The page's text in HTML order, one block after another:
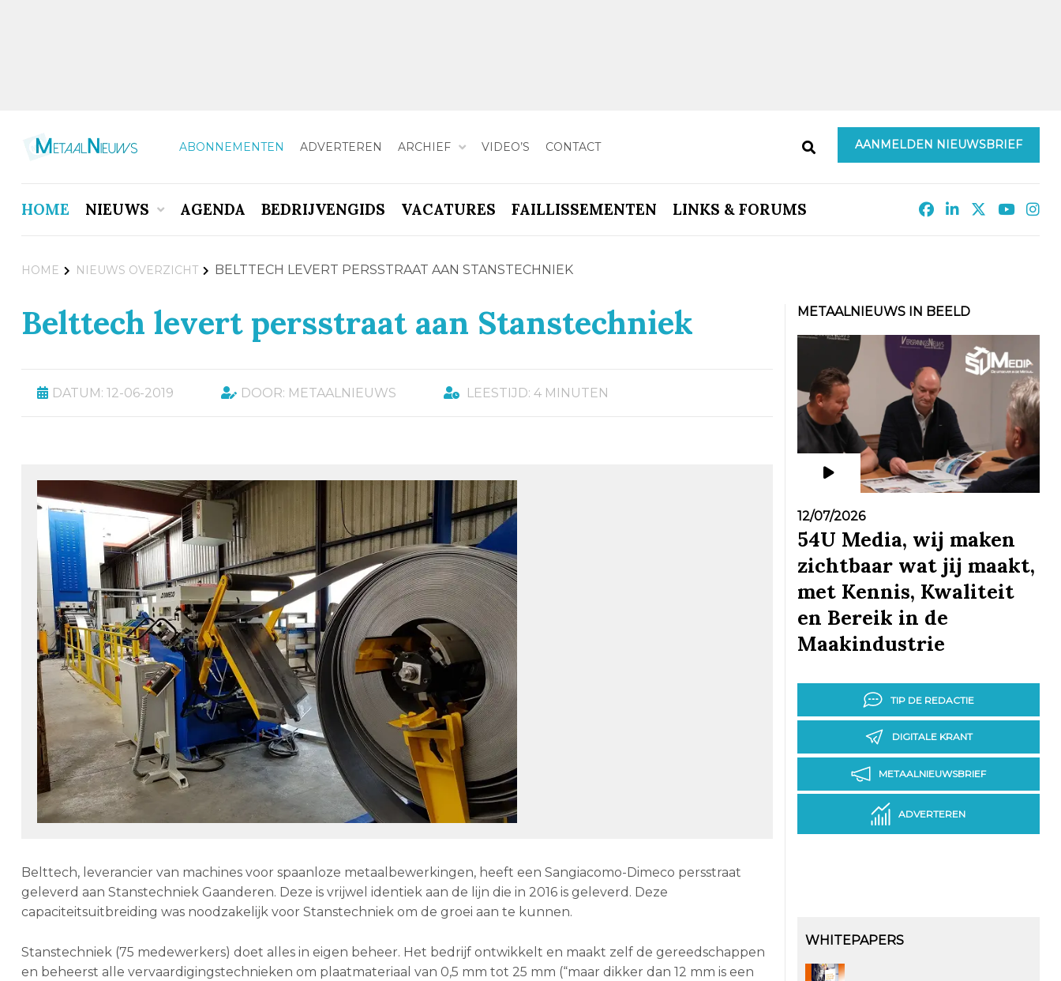
ABONNEMENTEN ADVERTEREN ARCHIEF VIDEO’S CONTACT AANMELDEN NIEUWSBRIEF
HOME NIEUWS AGENDA BEDRIJVENGIDS VACATURES FAILLISSEMENTEN LINKS & FORUMS
HOME NIEUWS OVERZICHT BELTTECH LEVERT PERSSTRAAT AAN STANSTECHNIEK
Belttech levert persstraat aan Stanstechniek
DATUM: 12-06-2019 DOOR: METAALNIEUWS LEESTIJD: 4 MINUTEN
Belttech, leverancier van machines voor spaanloze metaalbewerkingen, heeft een Sangiacomo-Dimeco persstraat
geleverd aan Stanstechniek Gaanderen. Deze is vrijwel identiek aan de lijn die in 2016 is geleverd. Deze
capaciteitsuitbreiding was noodzakelijk voor Stanstechniek om de groei aan te kunnen.
Stanstechniek (75 medewerkers) doet alles in eigen beheer. Het bedrijf ontwikkelt en maakt zelf de gereedschappen
en beheerst alle vervaardigingstechnieken om plaatmateriaal van 0,5 mm tot 25 mm (“maar dikker dan 12 mm is een
METAALNIEUWS IN BEELD
12/07/2026
54U Media, wij maken
zichtbaar wat jij maakt,
met Kennis, Kwaliteit
en Bereik in de
Maakindustrie
TIP DE REDACTIE
DIGITALE KRANT
METAALNIEUWSBRIEF
ADVERTEREN
WHITEPAPERS